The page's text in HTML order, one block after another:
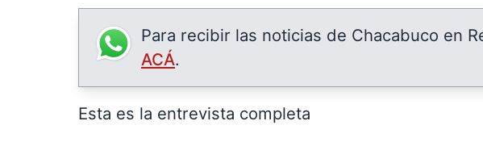
Para recibir las noticias de Chacabuco en
ACÁ.
Esta es la entrevista completa